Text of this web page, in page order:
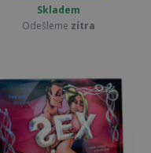
Skladem
Odešleme zítra